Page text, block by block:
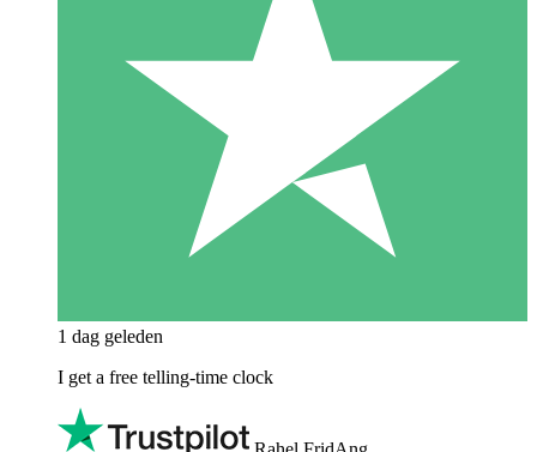
1 dag geleden
I get a free telling-time clock